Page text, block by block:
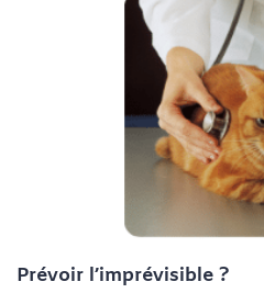
Prévoir l’imprévisible ?